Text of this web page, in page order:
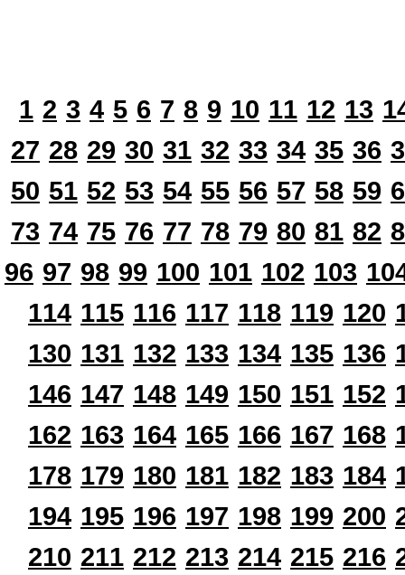
1 2 3 4 5 6 7 8 9 10 11 12 13
27 28 29 30 31 32 33 34 35 36
50 51 52 53 54 55 56 57 58 59
73 74 75 76 77 78 79 80 81 82
96 97 98 99 100 101 102 103
114 115 116 117 118 119 120
130 131 132 133 134 135 136
146 147 148 149 150 151 152
162 163 164 165 166 167 168
178 179 180 181 182 183 184
194 195 196 197 198 199 200
210 211 212 213 214 215 216